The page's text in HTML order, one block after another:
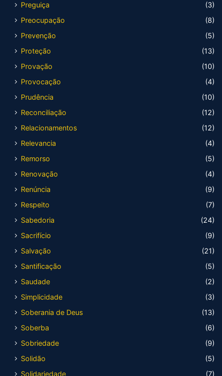
Preguiça
(3)
Preocupação
(8)
Prevenção
(5)
Proteção
(13)
Provação
(10)
Provocação
(4)
Prudência
(10)
Reconciliação
(12)
Relacionamentos
(12)
Relevancia
(4)
Remorso
(5)
Renovação
(4)
Renúncia
(9)
Respeito
(7)
Sabedoria
(24)
Sacrifício
(9)
Salvação
(21)
Santificação
(5)
Saudade
(2)
Simplicidade
(3)
Soberania de Deus
(13)
Soberba
(6)
Sobriedade
(9)
Solidão
(5)
Solidariedade
(7)